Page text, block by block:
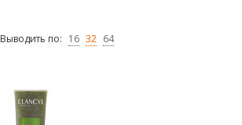
Выводить по: 16 32 64